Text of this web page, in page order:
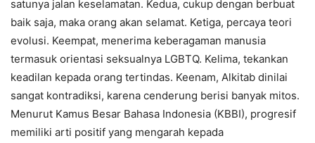
satunya jalan keselamatan. Kedua, cukup dengan berbuat
baik saja, maka orang akan selamat. Ketiga, percaya teori
evolusi. Keempat, menerima keberagaman manusia
termasuk orientasi seksualnya LGBTQ. Kelima, tekankan
keadilan kepada orang tertindas. Keenam, Alkitab dinilai
sangat kontradiksi, karena cenderung berisi banyak mitos.
Menurut Kamus Besar Bahasa Indonesia (KBBI), progresif
memiliki arti positif yang mengarah kepada